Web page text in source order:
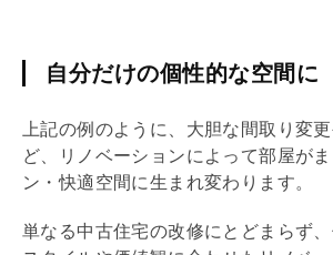
自分だけの個性的な空間に
上記の例のように、大胆な間取り変
ど、
リノベーションによって部屋が
ン・快適空間に生まれ変わります。
単なる中古住宅の改修にとどまらず